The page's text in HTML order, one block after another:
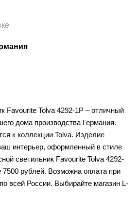
Favourite Tolva 4292-1P – отличный
дома производства Германия.
к коллекции Tolva. Изделие
интерьер, оформленный в стиле
светильник Favourite Tolva 4292-
7500 рублей. Возможна оплата при
всей России. Выбирайте магазин L-